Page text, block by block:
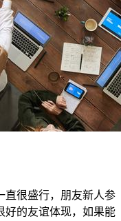
直很盛行，朋友新人参
好的友谊体现，如果能